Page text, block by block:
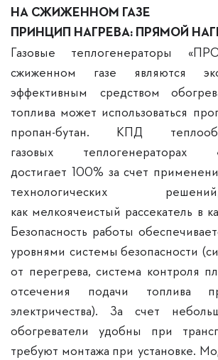
НА СЖИЖЕННОМ ГАЗЕ
ПРИНЦИП НАГРЕВА: ПРЯМОЙ
Газовые теплогенераторы
сжиженном газе являются
эффективным средством
топлива может использоваться
пропан-бутан. КПД
газовых теплогенераторах
достигает 100% за счет
технологических
как мелкоячеистый рассекатель в
Безопасность работы
уровнями системы безопасности
от перегрева, система контроля
отсечения подачи топлива
электричества). За счет
обогреватели удобны при
требуют монтажа при установке.